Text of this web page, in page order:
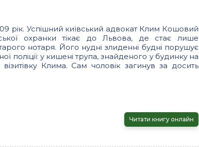
рік. Успішний київський адвокат Клим Кошовий
охранки тікає до Львова, де стає лише
нотаря. Його нудні злиденні будні порушує
поліції: у кишені трупа, знайденого у будинку на
Клима. Сам чоловік загинув за досить
Читати книгу онлайн